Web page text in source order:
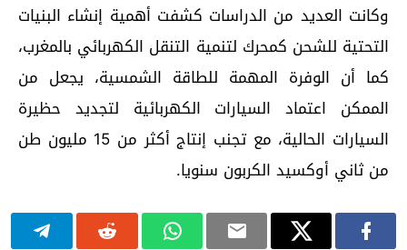
وكانت العديد من الدراسات كشفت أهمية إنشاء البنيات
التحتية للشحن كمحرك لتنمية التنقل الكهربائي بالمغرب،
كما أن الوفرة المهمة للطاقة الشمسية، يجعل من
الممكن اعتماد السيارات الكهربائية لتجديد حظيرة
السيارات الحالية، مع تجنب إنتاج أكثر من 15 مليون طن
من ثاني أوكسيد الكربون سنويا.